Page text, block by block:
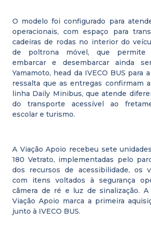
O modelo foi configurado para
operacionais, com espaço para
cadeiras de rodas no interior do
de poltrona móvel, que permite
embarcar e desembarcar ainda
Yamamoto, head da IVECO BUS para
ressalta que as entregas confirmam
linha Daily Minibus, que atende
do transporte acessível ao
escolar e turismo.
A Viação Apoio recebeu sete
180 Vetrato, implementadas pelo
dos recursos de acessibilidade, os
com itens voltados à segurança
câmera de ré e luz de sinalização.
Viação Apoio marca a primeira
junto à IVECO BUS.